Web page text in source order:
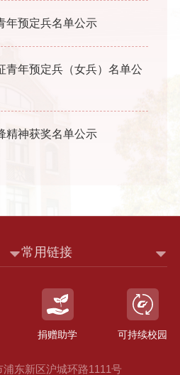
年预定兵名单公示
青年预定兵（女兵）名单公
精神获奖名单公示
东新区沪城环路1111号
常用链接
捐赠助学 可持续校园